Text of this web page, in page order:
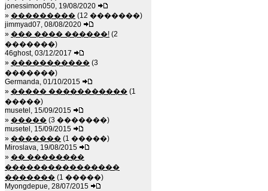
jonessimon050, 19/08/2020
» ��������� (12 �������)
jimmyad07, 08/08/2020
» ��� ���� ������! (2
�������)
46ghost, 03/12/2017
» ����������� (3
�������)
Germanda, 01/10/2015
» ����� ����������� (1
�����)
musetel, 15/09/2015
» ����� (3 �������)
musetel, 15/09/2015
» ������� (1 �����)
Miroslava, 19/08/2015
» �� ��������
����������������
������� (1 �����)
Myongdepue, 28/07/2015